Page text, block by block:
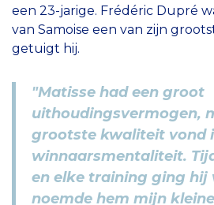
een 23-jarige. Frédéric Dupré
van Samoise een van zijn
getuigt hij.
"Matisse had een groot
uithoudingsvermogen,
grootste kwaliteit vond
winnaarsmentaliteit.
en elke training ging hij
noemde hem mijn